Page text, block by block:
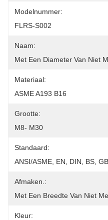
Modelnummer:
FLRS-S002
Naam:
Met Een Diameter Van Niet
Materiaal:
ASME A193 B16
Grootte:
M8- M30
Standaard:
ANSI/ASME, EN, DIN, BS,
Afmaken.:
Met Een Breedte Van Niet
Kleur: